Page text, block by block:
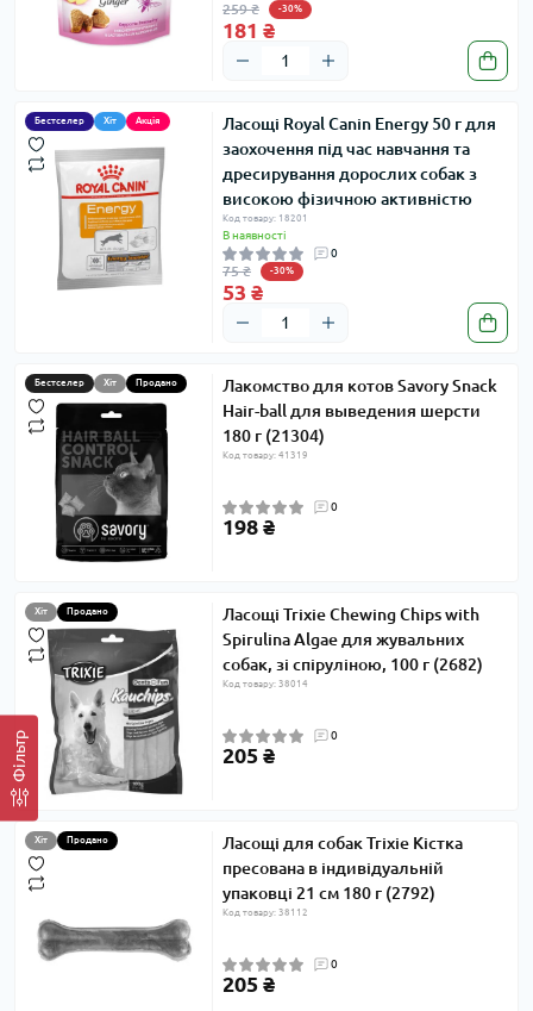
Фільтр
259 ₴ -30%
181 ₴
Бестселер Хіт Акція
Ласощі Royal Canin Energy 50 г для
заохочення під час навчання та
дресирування дорослих собак з
високою фізичною активністю
Код товару: 18201
В наявності
0
75 ₴ -30%
53 ₴
Бестселер Хіт Продано
Лакомство для котов Savory Snack
Hair-ball для выведения шерсти
180 г (21304)
Код товару: 41319
0
198 ₴
Хіт Продано
Ласощі Trixie Chewing Chips with
Spirulina Algae для жувальних
собак, зі спіруліною, 100 г (2682)
Код товару: 38014
0
205 ₴
Хіт Продано
Ласощі для собак Trixie Кістка
пресована в індивідуальній
упаковці 21 см 180 г (2792)
Код товару: 38112
0
205 ₴